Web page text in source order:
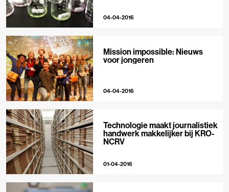
04-04-2016
Mission impossible: Nieuws
voor jongeren
04-04-2016
Technologie maakt journalistiek
handwerk makkelijker bij KRO-
NCRV
01-04-2016